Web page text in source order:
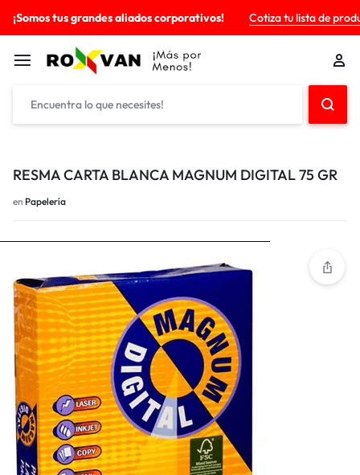
¡Somos tus grandes aliados corporativos! Cotiza tu lista de
RESMA CARTA BLANCA MAGNUM DIGITAL 75 GR
en Papelería